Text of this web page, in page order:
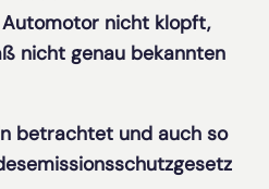
Automotor nicht klopft,
nicht genau bekannten
betrachtet und auch so